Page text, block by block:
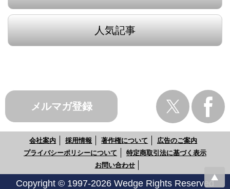
人気記事
メルマガ登録
会社案内 採用情報 著作権について
広告のご案内
プライバシーポリシーについて
特定商取引法に基づく表示
お問い合わせ
Copyright © 1997-2026 Wedge Rights Reserved